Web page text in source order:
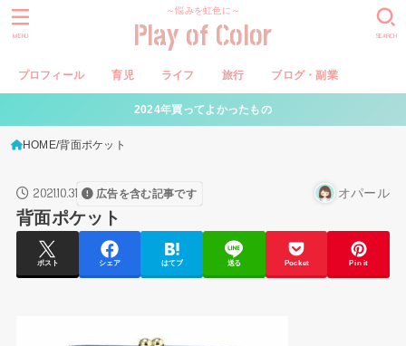
～悩みを虹色に～
Play of Color
プロフィール 育児 ライフ 旅行 ブログ・副業
SEARCH
MENU
2024年買ってよかったもの
HOME 背面ポケット
2021.10.31 広告を含む記事です オパール
背面ポケット
ポスト シェア はてブ 送る Pocket Pin it